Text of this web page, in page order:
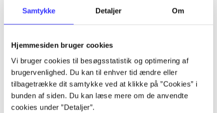
Samtykke Detaljer Om
Hjemmesiden bruger cookies
Vi bruger cookies til besøgsstatistik og optimering af
brugervenlighed. Du kan til enhver tid ændre eller
tilbagetrække dit samtykke ved at klikke på ”Cookies” i
bunden af siden. Du kan læse mere om de anvendte
cookies under ”Detaljer”.
Artikler
...
...